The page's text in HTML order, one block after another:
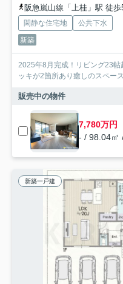
阪急嵐山線「上桂」駅 徒歩
閑静な住宅地
公共下水
新築
2025年8月完成！リビング23
ッキが2箇所あり癒しのスペー
販売中の物件
7,780万円
- / 98.04㎡
新築一戸建